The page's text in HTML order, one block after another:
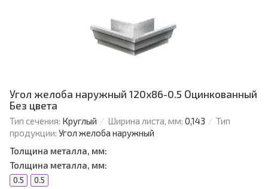
Угол желоба наружный 120х86-0.5 Оцинкованный
Без цвета
Тип сечения: Круглый Ширина листа, мм: 0,143
Тип
продукции: Угол желоба наружный
Толщина металла, мм:
Толщина металла, мм:
0.5 0.5